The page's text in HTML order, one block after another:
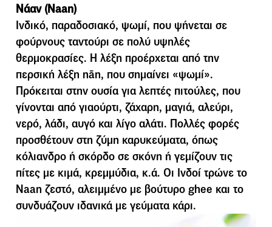
Νάαν (Naan)
Ινδικό, παραδοσιακό, ψωµί, που ψήνεται σε
φούρνους ταντούρι σε πολύ υψηλές
θερµοκρασίες. Η λέξη προέρχεται από την
περσική λέξη nān, που σηµαίνει «ψωµί».
Πρόκειται στην ουσία για λεπτές πιτούλες, που
γίνονται από γιαούρτι, ζάχαρη, µαγιά, αλεύρι,
νερό, λάδι, αυγό και λίγο αλάτι. Πολλές φορές
προσθέτουν στη ζύµη καρυκεύµατα, όπως
κόλιανδρο ή σκόρδο σε σκόνη ή γεµίζουν τις
πίτες µε κιµά, κρεµµύδια, κ.ά. Οι Ινδοί τρώνε τo
Naan ζεστό, αλειµµένο µε βούτυρο ghee και το
συνδυάζουν ιδανικά µε γεύµατα κάρι.